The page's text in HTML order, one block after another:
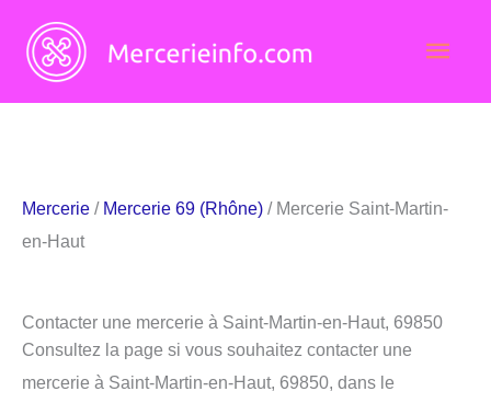
contenu
Mercerie / Mercerie 69 (Rhône) / Mercerie Saint-Martin-
en-Haut
Contacter une mercerie à Saint-Martin-en-Haut, 69850
Consultez la page si vous souhaitez contacter une
mercerie à Saint-Martin-en-Haut, 69850, dans le